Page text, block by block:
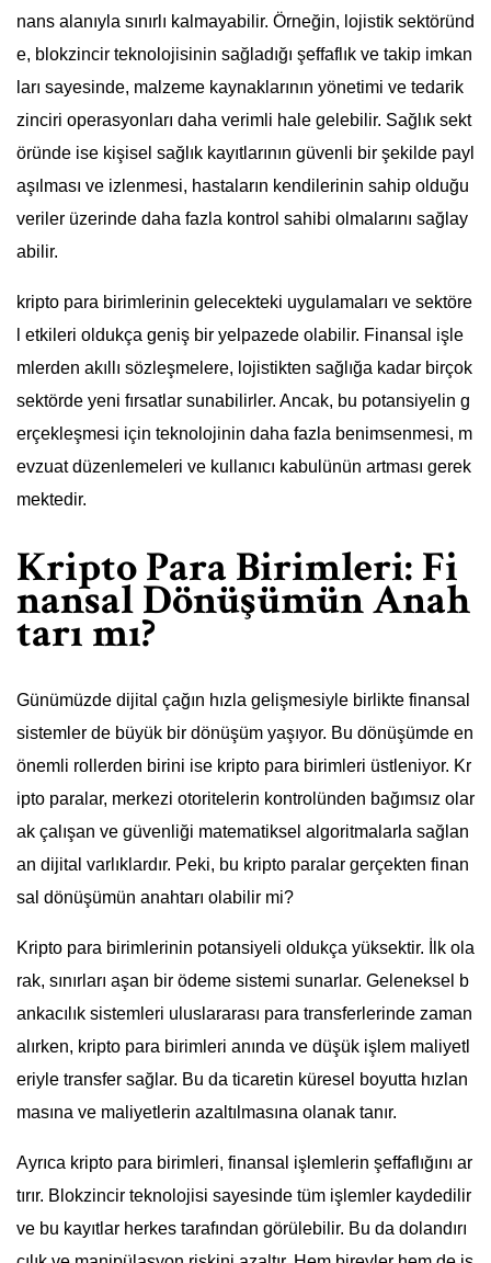
nans alanıyla sınırlı kalmayabilir. Örneğin, lojistik sektöründ
e, blokzincir teknolojisinin sağladığı şeffaflık ve takip imkan
ları sayesinde, malzeme kaynaklarının yönetimi ve tedarik
zinciri operasyonları daha verimli hale gelebilir. Sağlık sekt
öründe ise kişisel sağlık kayıtlarının güvenli bir şekilde payl
aşılması ve izlenmesi, hastaların kendilerinin sahip olduğu
veriler üzerinde daha fazla kontrol sahibi olmalarını sağlay
abilir.
kripto para birimlerinin gelecekteki uygulamaları ve sektöre
l etkileri oldukça geniş bir yelpazede olabilir. Finansal işle
mlerden akıllı sözleşmelere, lojistikten sağlığa kadar birçok
sektörde yeni fırsatlar sunabilirler. Ancak, bu potansiyelin g
erçekleşmesi için teknolojinin daha fazla benimsenmesi, m
evzuat düzenlemeleri ve kullanıcı kabulünün artması gerek
mektedir.
Kripto Para Birimleri: Fi
nansal Dönüşümün Anah
tarı mı?
Günümüzde dijital çağın hızla gelişmesiyle birlikte finansal
sistemler de büyük bir dönüşüm yaşıyor. Bu dönüşümde en
önemli rollerden birini ise kripto para birimleri üstleniyor. Kr
ipto paralar, merkezi otoritelerin kontrolünden bağımsız olar
ak çalışan ve güvenliği matematiksel algoritmalarla sağlan
an dijital varlıklardır. Peki, bu kripto paralar gerçekten finan
sal dönüşümün anahtarı olabilir mi?
Kripto para birimlerinin potansiyeli oldukça yüksektir. İlk ola
rak, sınırları aşan bir ödeme sistemi sunarlar. Geleneksel b
ankacılık sistemleri uluslararası para transferlerinde zaman
alırken, kripto para birimleri anında ve düşük işlem maliyetl
eriyle transfer sağlar. Bu da ticaretin küresel boyutta hızlan
masına ve maliyetlerin azaltılmasına olanak tanır.
Ayrıca kripto para birimleri, finansal işlemlerin şeffaflığını ar
tırır. Blokzincir teknolojisi sayesinde tüm işlemler kaydedilir
ve bu kayıtlar herkes tarafından görülebilir. Bu da dolandırı